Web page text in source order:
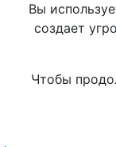
Вы
создает
Чтобы